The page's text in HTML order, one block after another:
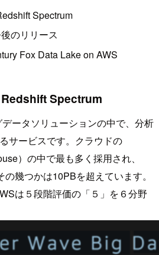
Spectrum
のリリース
Fox Data Lake on AWS
Spectrum
ータソリューションの中で、分析
サービスです。クラウドの
）の中で最も多く採用され、
幾つかは10PBを超えています。
は５段階評価の「５」を６分野